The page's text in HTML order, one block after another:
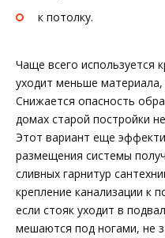
к потолку.
Чаще всего используется
уходит меньше
Снижается опасность
домах старой постройки
Этот вариант еще
размещения системы
сливных гарнитур
крепление канализации к
если стояк уходит в
мешаются под ногами, не